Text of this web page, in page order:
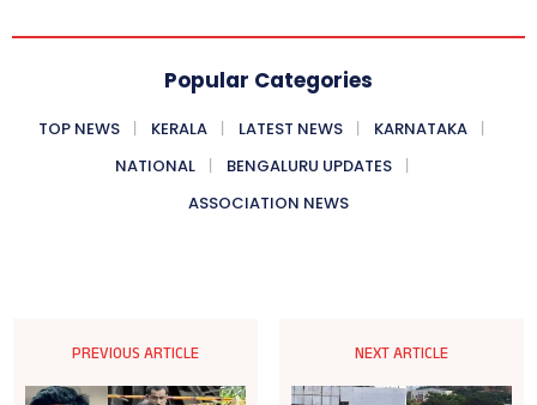
Popular Categories
TOP NEWS KERALA LATEST NEWS
KARNATAKA
NATIONAL
BENGALURU UPDATES
ASSOCIATION NEWS
PREVIOUS ARTICLE NEXT ARTICLE